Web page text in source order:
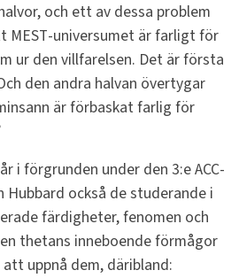
och ett av dessa problem
MEST-universumet är farligt för
ur den villfarelsen. Det är första
den andra halvan övertygar
är förbaskat farlig för
i förgrunden under den 3:e ACC-
Hubbard också de studerande i
färdigheter, fenomen och
thetans inneboende förmågor
uppnå dem, däribland: